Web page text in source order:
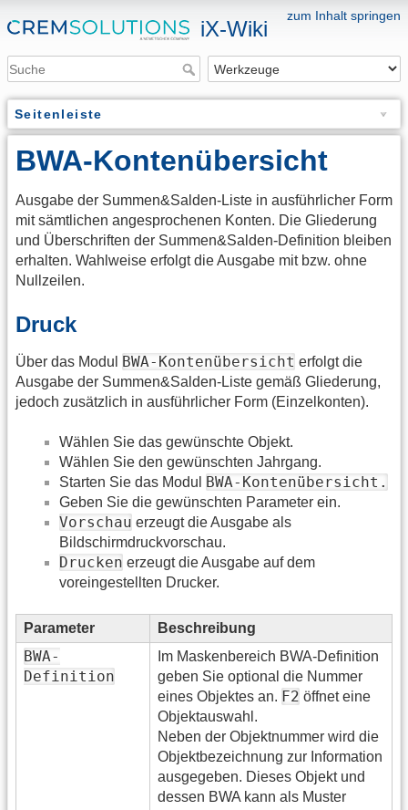
zum Inhalt springen
iX-Wiki
Seitenleiste
BWA-Kontenübersicht
Ausgabe der Summen&Salden-Liste in ausführlicher Form
mit sämtlichen angesprochenen Konten. Die Gliederung
und Überschriften der Summen&Salden-Definition bleiben
erhalten. Wahlweise erfolgt die Ausgabe mit bzw. ohne
Nullzeilen.
Druck
Über das Modul BWA-Kontenübersicht erfolgt die
Ausgabe der Summen&Salden-Liste gemäß Gliederung,
jedoch zusätzlich in ausführlicher Form (Einzelkonten).
Wählen Sie das gewünschte Objekt.
Wählen Sie den gewünschten Jahrgang.
Starten Sie das Modul BWA-Kontenübersicht.
Geben Sie die gewünschten Parameter ein.
Vorschau erzeugt die Ausgabe als
Bildschirmdruckvorschau.
Drucken erzeugt die Ausgabe auf dem
voreingestellten Drucker.
Parameter Beschreibung
BWA-
Definition
Im Maskenbereich BWA-Definition
geben Sie optional die Nummer
eines Objektes an. F2 öffnet eine
Objektauswahl.
Neben der Objektnummer wird die
Objektbezeichnung zur Information
ausgegeben. Dieses Objekt und
dessen BWA kann als Muster